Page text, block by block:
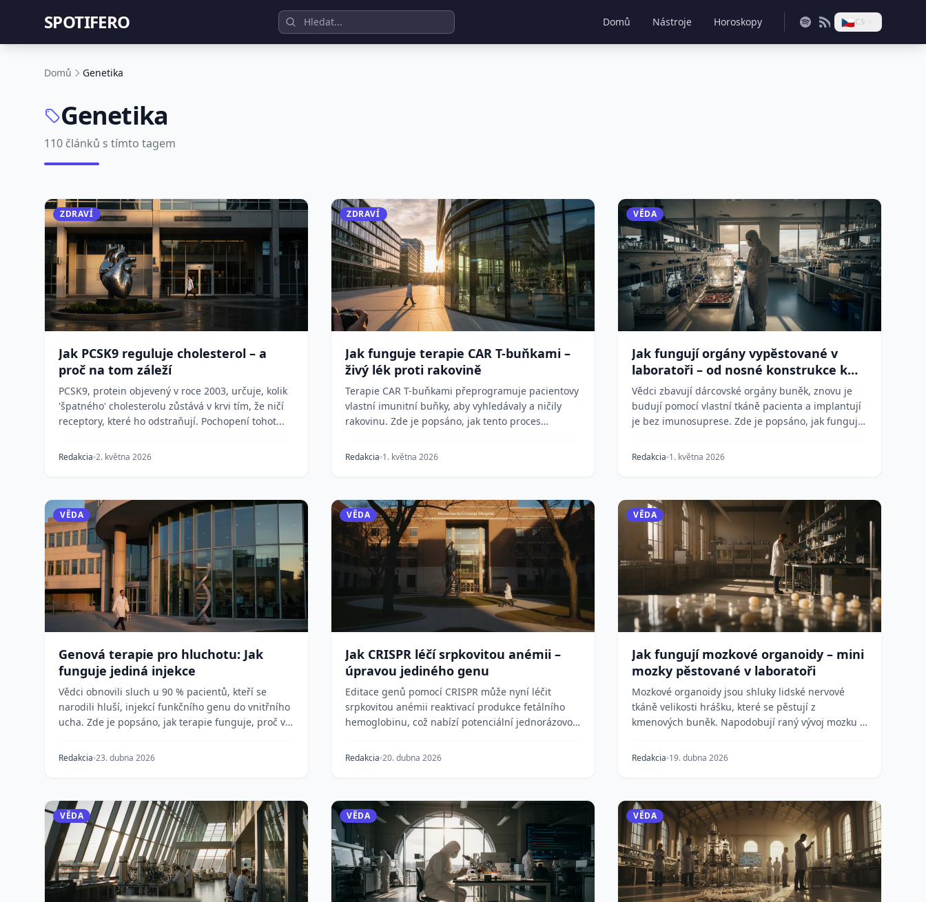
SPOTIFERO Domů Nástroje Horoskopy 🇨🇿CS
Domů Genetika
Genetika
110 článků s tímto tagem
ZDRAVÍ
Jak PCSK9 reguluje cholesterol – a
proč na tom záleží
PCSK9, protein objevený v roce 2003, určuje, kolik
'špatného' cholesterolu zůstává v krvi tím, že ničí
receptory, které ho odstraňují. Pochopení tohot...
Redakcia 2. května 2026
ZDRAVÍ
Jak funguje terapie CAR T-buňkami –
živý lék proti rakovině
Terapie CAR T-buňkami přeprogramuje pacientovy
vlastní imunitní buňky, aby vyhledávaly a ničily
rakovinu. Zde je popsáno, jak tento proces
Redakcia 1. května 2026
VĚDA
Jak fungují orgány vypěstované v
laboratoři – od nosné konstrukce k
transplantaci
Vědci zbavují dárcovské orgány buněk, znovu je
budují pomocí vlastní tkáně pacienta a implantují
je bez imunosuprese. Zde je popsáno, jak funguje
Redakcia 1. května 2026
VĚDA
Genová terapie pro hluchotu: Jak
funguje jediná injekce
Vědci obnovili sluch u 90 % pacientů, kteří se
narodili hluší, injekcí funkčního genu do vnitřního
ucha. Zde je popsáno, jak terapie funguje, proč v
Redakcia 23. dubna 2026
VĚDA
Jak CRISPR léčí srpkovitou anémii –
úpravou jediného genu
Editace genů pomocí CRISPR může nyní léčit
srpkovitou anémii reaktivací produkce fetálního
hemoglobinu, což nabízí potenciální jednorázovou
Redakcia 20. dubna 2026
VĚDA
Jak fungují mozkové organoidy – mini
mozky pěstované v laboratoři
Mozkové organoidy jsou shluky lidské nervové
tkáně velikosti hrášku, které se pěstují z
kmenových buněk. Napodobují raný vývoj mozku a
Redakcia 19. dubna 2026
VĚDA VĚDA VĚDA